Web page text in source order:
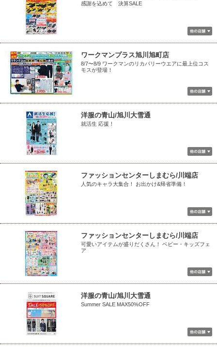
感謝を込めて 決算SALE
ワークマンプラス旭川旭町店
8/7〜8/9 ワークマンのリカバリーウエアに最上位コス
モスが登場！
洋服の青山/旭川大雪通
就活生 応援！
ファッションセンターしまむら/川端店
人気のキャラ大集合！ お出かけ&帰省準備！
ファッションセンターしまむら/川端店
可愛いアイテムが盛りだくさん！ ベビー・キッズフェ
ア
洋服の青山/旭川大雪通
Summer SALE MAX50%OFF